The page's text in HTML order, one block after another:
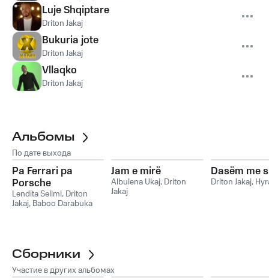
Luje Shqiptare
Driton Jakaj
Bukuria jote
Driton Jakaj
Vllaqko
Driton Jakaj
Альбомы
По дате выхода
Pa Ferrari pa
Porsche
Lendita Selimi, Driton
Jakaj, Baboo Darabuka
Jam e mirë
Albulena Ukaj, Driton
Jakaj
Dasëm me
Driton Jakaj,
Сборники
Участие в других альбомах